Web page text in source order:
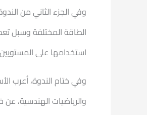
وفي الجزء الثاني من
الطاقة المختلفة وسبل
استخدامها على المستويين
وفي ختام الندوة، أعرب
والرياضيات الهندسية،